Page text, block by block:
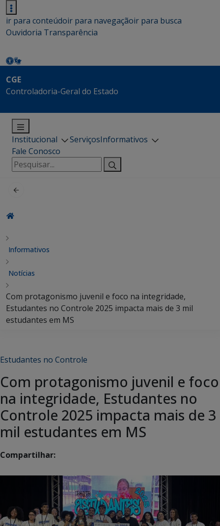
ir para conteúdoir para navegaçãoir para busca
Ouvidoria Transparência
CGE
Controladoria-Geral do Estado
Institucional ServiçosInformativos
Fale Conosco
Pesquisar
por:
Informativos
Notícias
Com protagonismo juvenil e foco na integridade,
Estudantes no Controle 2025 impacta mais de 3 mil
estudantes em MS
Estudantes no Controle
Com protagonismo juvenil e foco
na integridade, Estudantes no
Controle 2025 impacta mais de 3
mil estudantes em MS
Compartilhar: